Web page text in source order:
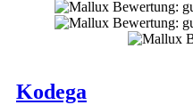
Kodega